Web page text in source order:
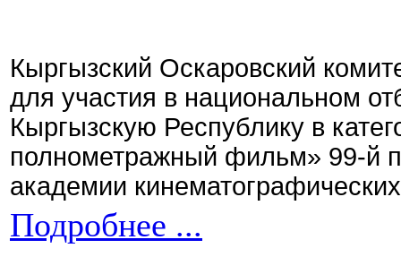
Кыргызский Оскаровский
для участия в национальном
Кыргызскую Республику в
полнометражный фильм» 99-й
академии
Подробнее ...